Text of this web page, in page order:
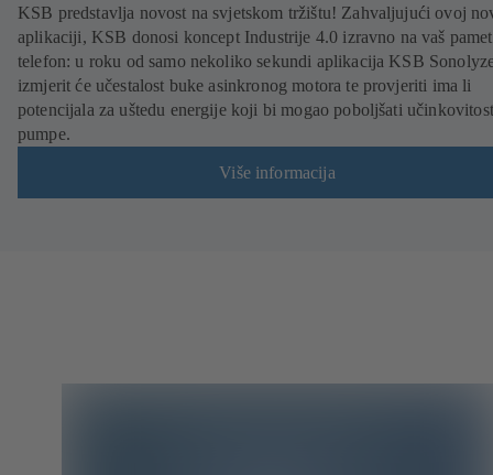
KSB predstavlja novost na svjetskom tržištu! Zahvaljujući ovoj
aplikaciji, KSB donosi koncept Industrije 4.0 izravno na vaš
telefon: u roku od samo nekoliko sekundi aplikacija KSB
izmjerit će učestalost buke asinkronog motora te provjeriti ima li
potencijala za uštedu energije koji bi mogao poboljšati učinkovitost
pumpe.
Više informacija